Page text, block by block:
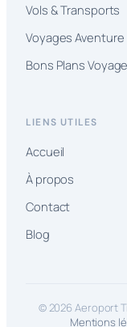
Vols & Transports
Voyages Aventure
Bons Plans Voyage
LIENS UTILES
Accueil
À propos
Contact
Blog
© 2026 Aeroport
Mentions